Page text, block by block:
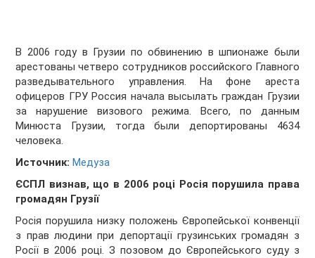
В 2006 году в Грузии по обвинению в шпионаже были
арестованы четверо сотрудников российского Главного
разведывательного управления. На фоне ареста
офицеров ГРУ Россия начала высылать граждан Грузии
за нарушение визового режима. Всего, по данным
Минюста Грузии, тогда были депортированы 4634
человека.
Источник:Медуза
ЄСПЛ визнав, що в 2006 році Росія порушила права
громадян Грузії
Росія порушила низку положень Європейської конвенції
з прав людини при депортації грузинських громадян з
Росії в 2006 році. З позовом до Європейського суду з